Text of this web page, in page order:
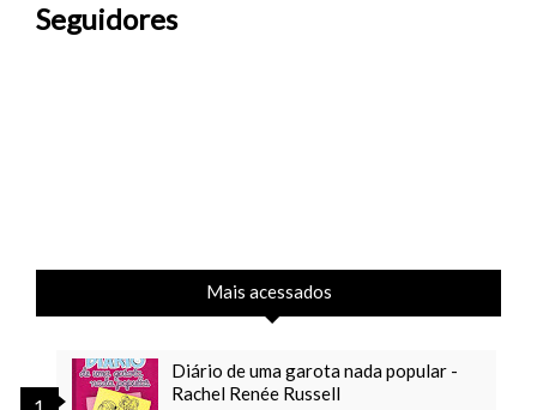
Seguidores
Mais acessados
Diário de uma garota nada popular -
Rachel Renée Russell